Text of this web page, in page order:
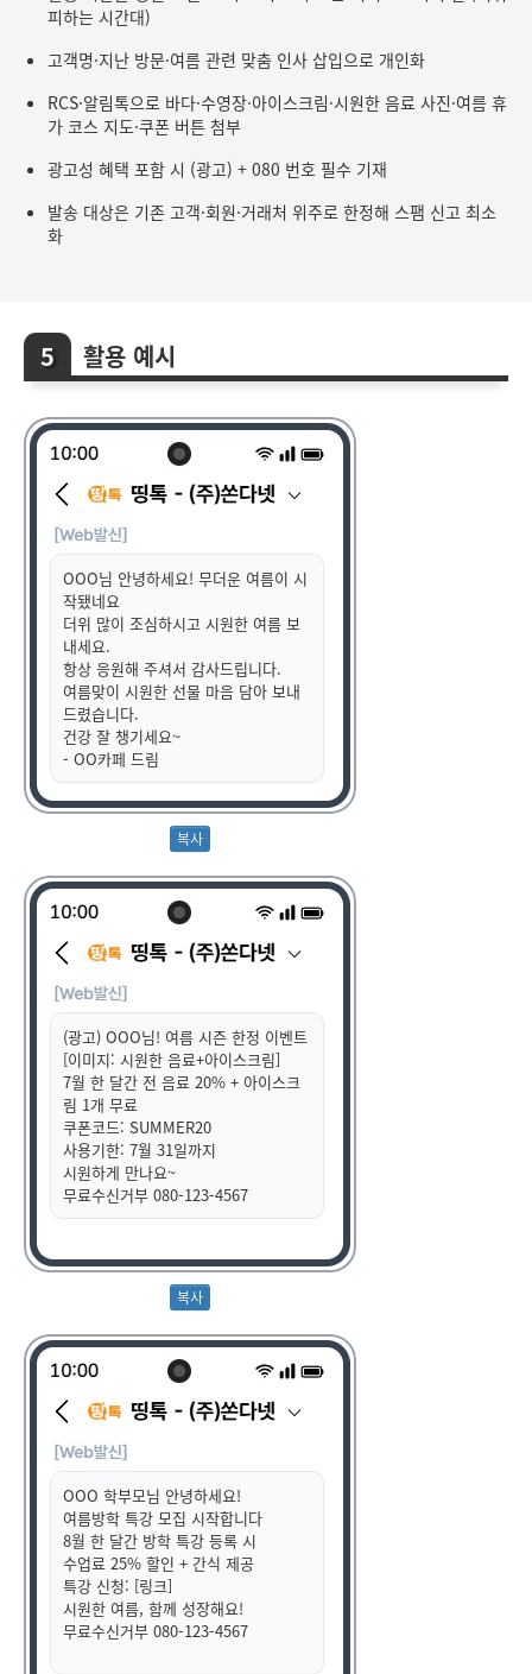
피하는 시간대)
고객명·지난 방문·여름 관련 맞춤 인사 삽입으로 개인화
RCS·알림톡으로 바다·수영장·아이스크림·시원한 음료 사진·여름 휴
가 코스 지도·쿠폰 버튼 첨부
광고성 혜택 포함 시 (광고) + 080 번호 필수 기재
발송 대상은 기존 고객·회원·거래처 위주로 한정해 스팸 신고 최소
화
활용 예시
OOO님 안녕하세요! 무더운 여름이 시
작됐네요
더위 많이 조심하시고 시원한 여름 보
내세요.
항상 응원해 주셔서 감사드립니다.
여름맞이 시원한 선물 마음 담아 보내
드렸습니다.
건강 잘 챙기세요~
- OO카페 드림
(광고) OOO님! 여름 시즌 한정 이벤트
[이미지: 시원한 음료+아이스크림]
7월 한 달간 전 음료 20% + 아이스크
림 1개 무료
쿠폰코드: SUMMER20
사용기한: 7월 31일까지
시원하게 만나요~
무료수신거부 080-123-4567
OOO 학부모님 안녕하세요!
여름방학 특강 모집 시작합니다
8월 한 달간 방학 특강 등록 시
수업료 25% 할인 + 간식 제공
특강 신청: [링크]
시원한 여름, 함께 성장해요!
무료수신거부 080-123-4567